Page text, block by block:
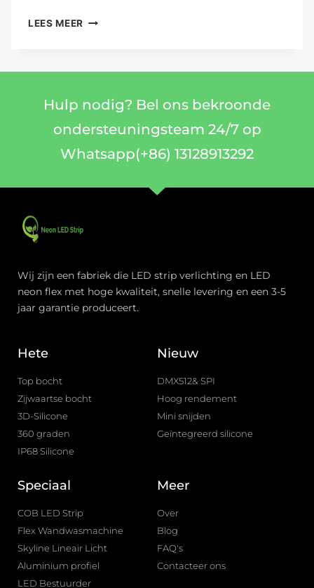
LEES MEER
Hulp nodig? Bel ons bekroonde
ondersteuningsteam 24/7 op
Whatsapp(+86) 13128913292
Wij zijn een fabriek die LED strip verlichting en LED
neon flex met hoge kwaliteit, snelle levering en een 3-5
jaar garantie produceert.
Hete
Top bocht
Zijwaartse bocht
3D-Silicone
360 graden
IP68 Silicone
Nieuw
DMX512& SPI
Hoog rendement
Mini snijden
Geïntegreerd silicone
Speciaal
COB LED Strip
Flex Wandwasmachine
Skyline Lineair Licht
Aluminium profiel
LED Bestuurder
Meer
Over
Blog
FAQ's
Contacteer ons